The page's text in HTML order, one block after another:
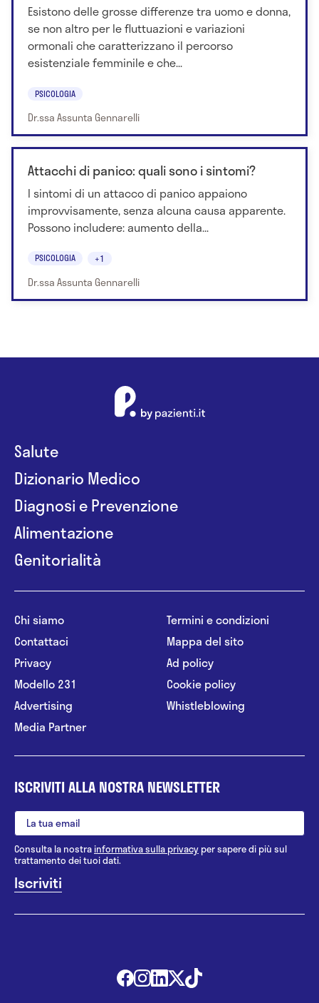
Esistono delle grosse differenze tra uomo e donna,
se non altro per le fluttuazioni e variazioni
ormonali che caratterizzano il percorso
esistenziale femminile e che...
PSICOLOGIA
Dr.ssa Assunta Gennarelli
Attacchi di panico: quali sono i sintomi?
I sintomi di un attacco di panico appaiono
improvvisamente, senza alcuna causa apparente.
Possono includere: aumento della...
PSICOLOGIA +1
Dr.ssa Assunta Gennarelli
Salute
Dizionario Medico
Diagnosi e Prevenzione
Alimentazione
Genitorialità
Chi siamo
Contattaci
Privacy
Modello 231
Advertising
Media Partner
Termini e condizioni
Mappa del sito
Ad policy
Cookie policy
Whistleblowing
ISCRIVITI ALLA NOSTRA NEWSLETTER
Consulta la nostrainformativa sulla privacy per sapere di più sul
trattamento dei tuoi dati.